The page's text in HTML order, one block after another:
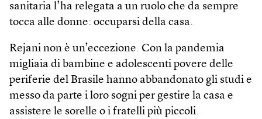
sanitaria l’ha relegata a un ruolo che da sempre
tocca alle donne: occuparsi della casa.
Rejani non è un’eccezione. Con la pandemia
migliaia di bambine e adolescenti povere delle
periferie del Brasile hanno abbandonato gli studi e
messo da parte i loro sogni per gestire la casa e
assistere le sorelle o i fratelli più piccoli.